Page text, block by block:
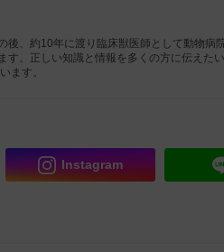
後、約10年に渡り臨床獣医師として動物病
す。正しい知識と情報を多くの方に伝えた
ます。
Instagram